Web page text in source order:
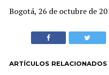
Bogotá, 26 de octubre de
ARTÍCULOS RELACIONADOS